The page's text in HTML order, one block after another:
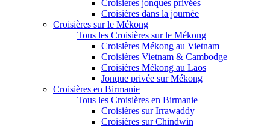
Croisières jonques privées
Croisières dans la journée
Croisières sur le Mékong
Tous les Croisières sur le Mékong
Croisières Mékong au Vietnam
Croisières Vietnam & Cambodge
Croisières Mékong au Laos
Jonque privée sur Mékong
Croisières en Birmanie
Tous les Croisières en Birmanie
Croisières sur Irrawaddy
Croisières sur Chindwin